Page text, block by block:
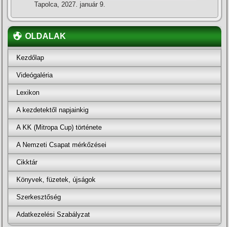
Tapolca, 2027. január 9.
OLDALAK
Kezdőlap
Videógaléria
Lexikon
A kezdetektől napjainkig
A KK (Mitropa Cup) története
A Nemzeti Csapat mérkőzései
Cikktár
Könyvek, füzetek, újságok
Szerkesztőség
Adatkezelési Szabályzat